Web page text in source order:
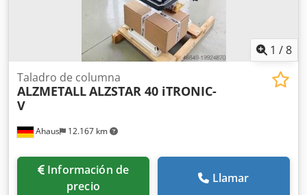
1 /8
Ahaus 12.167 km
Taladro de columna
ALZMETALLALZSTAR 40 iTRONIC-
V
Información de
precio
Llamar